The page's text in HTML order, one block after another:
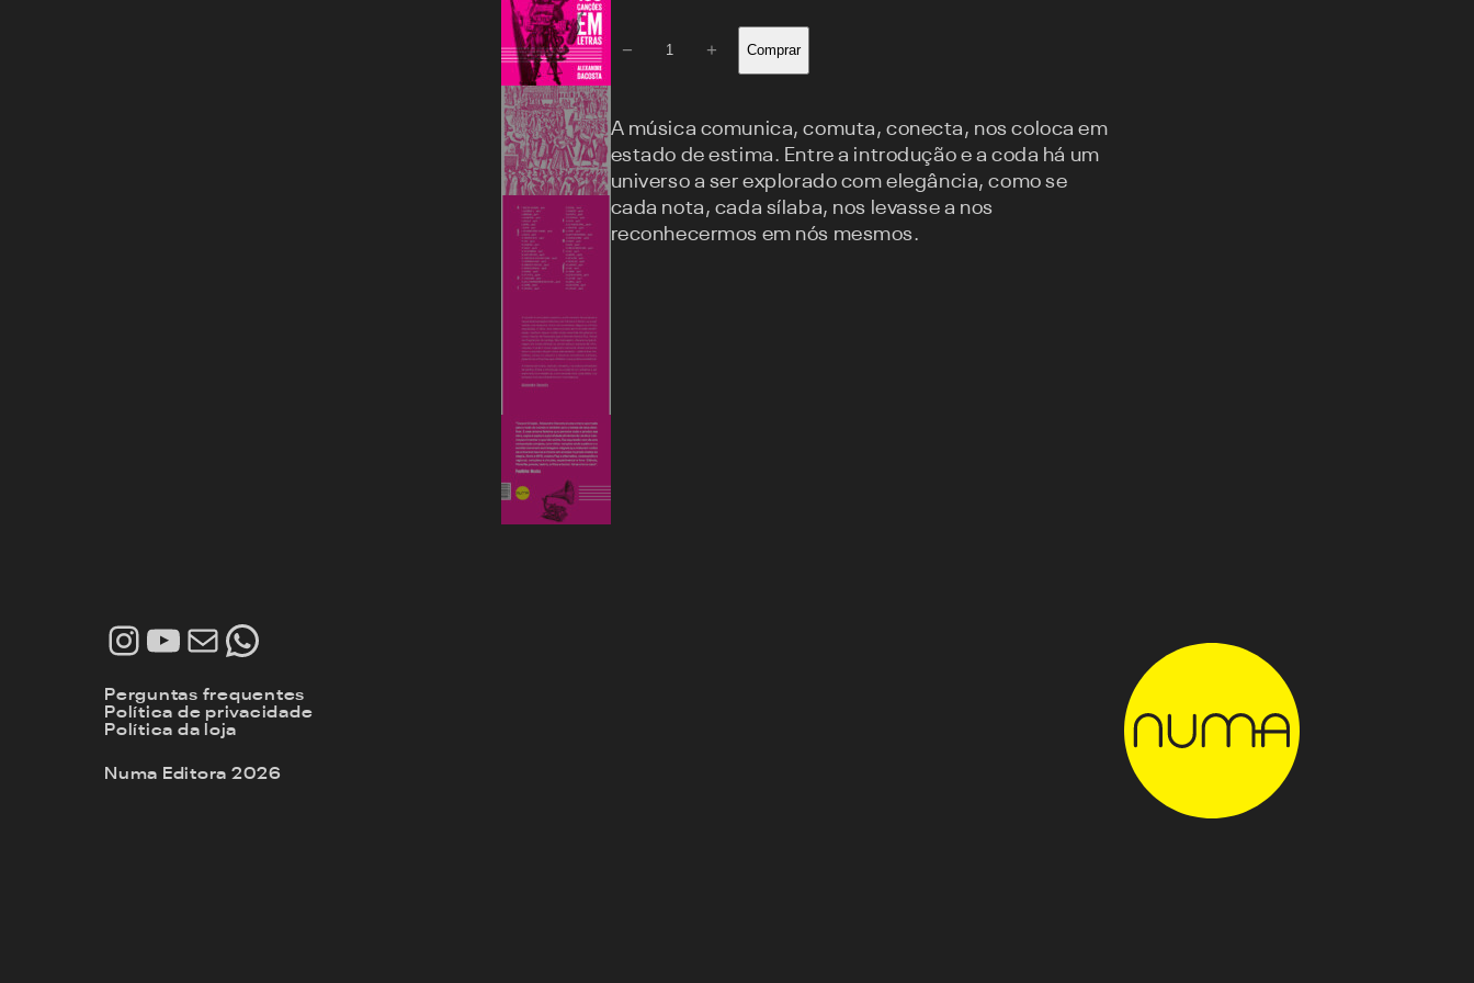
Letras
quantidade
− + Comprar
A música comunica, comuta, conecta, nos coloca em
estado de estima. Entre a introdução e a coda há um
universo a ser explorado com elegância, como se
cada nota, cada sílaba, nos levasse a nos
reconhecermos em nós mesmos.
Instagram
Youtube
E-mailWhatsApp
Perguntas frequentes
Política de privacidade
Política da loja
Numa Editora 2026